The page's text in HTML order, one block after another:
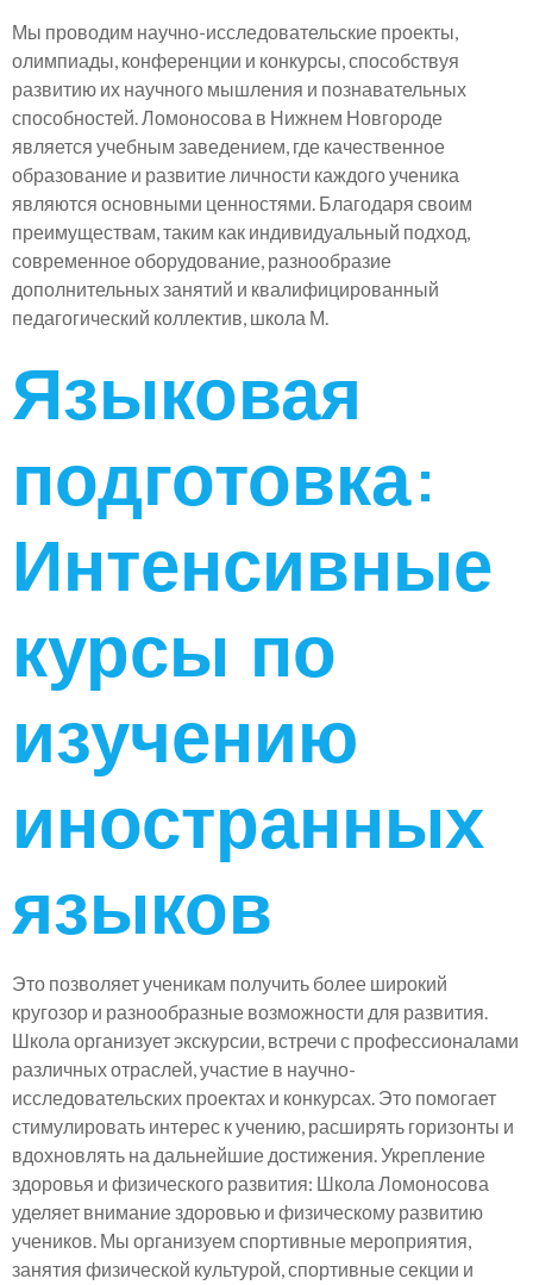
Мы проводим научно-исследовательские проекты,
олимпиады, конференции и конкурсы, способствуя
развитию их научного мышления и познавательных
способностей. Ломоносова в Нижнем Новгороде
является учебным заведением, где качественное
образование и развитие личности каждого ученика
являются основными ценностями. Благодаря своим
преимуществам, таким как индивидуальный подход,
современное оборудование, разнообразие
дополнительных занятий и квалифицированный
педагогический коллектив, школа М.
Языковая
подготовка:
Интенсивные
курсы по
изучению
иностранных
языков
Это позволяет ученикам получить более широкий
кругозор и разнообразные возможности для развития.
Школа организует экскурсии, встречи с профессионалами
различных отраслей, участие в научно-
исследовательских проектах и конкурсах. Это помогает
стимулировать интерес к учению, расширять горизонты и
вдохновлять на дальнейшие достижения. Укрепление
здоровья и физического развития: Школа Ломоносова
уделяет внимание здоровью и физическому развитию
учеников. Мы организуем спортивные мероприятия,
занятия физической культурой, спортивные секции и